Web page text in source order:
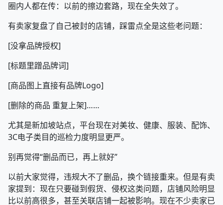
圈内人都在传：以前的擦边套路，现在全失效了。
有卖家复盘了自己被封的店铺，踩雷点全是这些老问题：
[没拿品牌授权]
[标题里蹭品牌词]
[商品图上直接有品牌Logo]
[删除的商品 重复上架]……
尤其是新加坡站点，平台现在对美妆、健康、服装、配饰、
3C电子类目的巡检力度明显更严。
别再觉得“删品而已，再上就好”
以前大家觉得，违规大不了删品，换个链接重来。但是有卖
家提到：现在只要碰到假货、侵权这类问题，店铺风险明显
比以前高很多，甚至关联店铺一起被影响。现在不少卖家已